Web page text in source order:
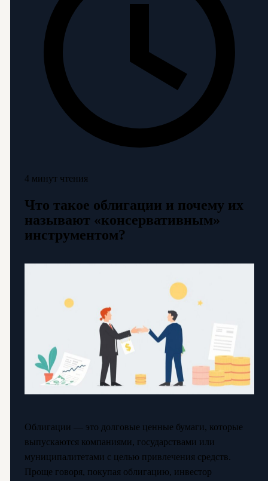
4 минут чтения
Что такое облигации и почему их
называют «консервативным»
инструментом?
Облигации — это долговые ценные бумаги, которые
выпускаются компаниями, государствами или
муниципалитетами с целью привлечения средств.
Проще говоря, покупая облигацию, инвестор